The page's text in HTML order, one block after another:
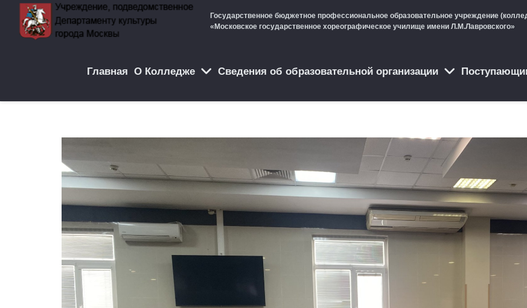
Государственное бюджетное профессиональное образовательное учреждение
«Московское государственное хореографическое училище имени Л.М.Лавровского»
Главная О Колледже Cведения об образовательной организации